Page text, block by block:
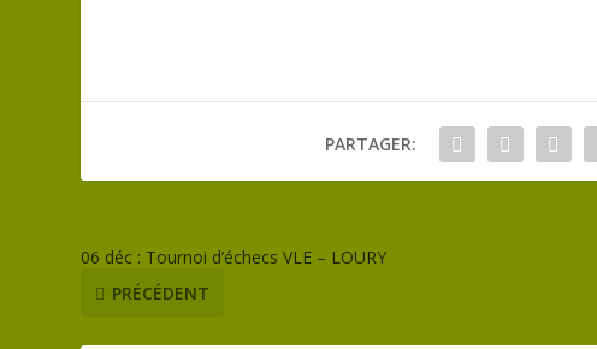
PARTAGER:
06 déc : Tournoi d’échecs VLE – LOURY
PRÉCÉDENT